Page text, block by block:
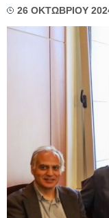
26 ΟΚΤΩΒΡΙΟΥ